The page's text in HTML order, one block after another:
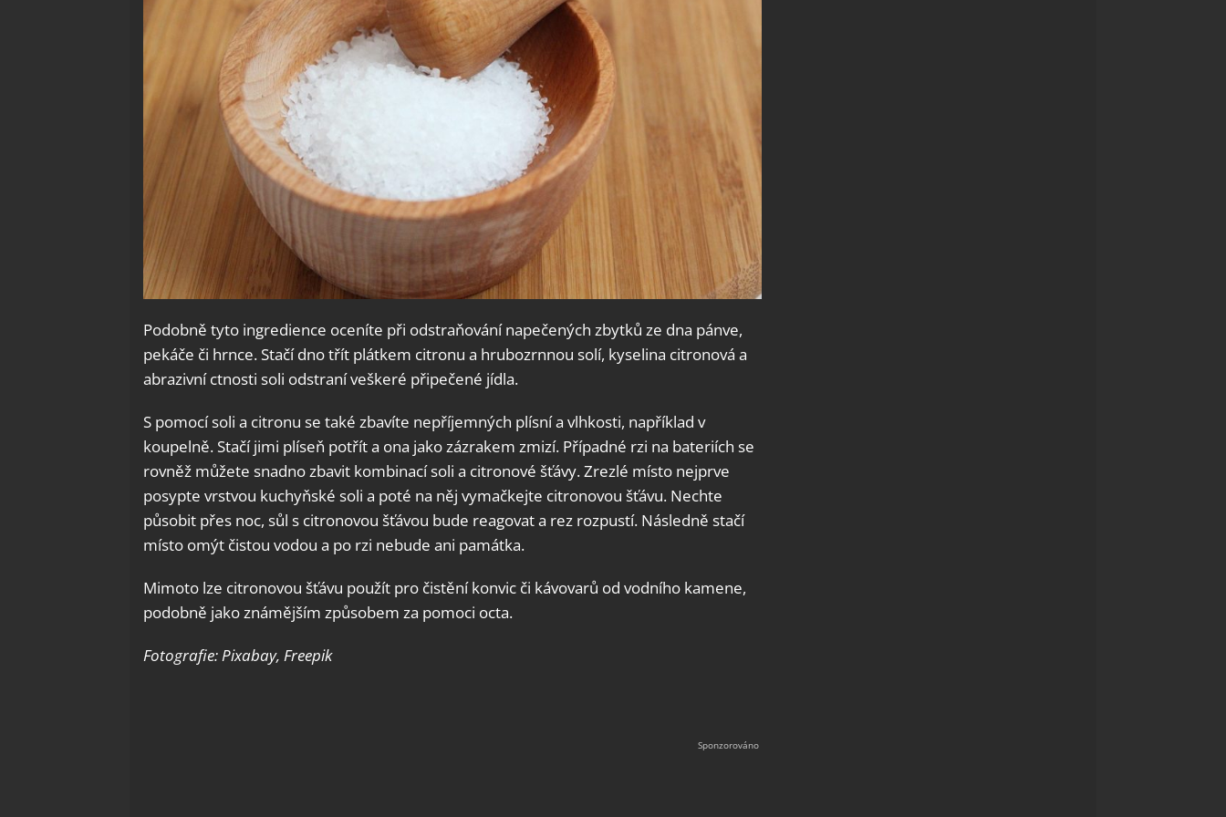
Podobně tyto ingredience oceníte při odstraňování napečených zbytků ze dna pánve,
pekáče či hrnce. Stačí dno třít plátkem citronu a hrubozrnnou solí, kyselina citronová a
abrazivní ctnosti soli odstraní veškeré připečené jídla.
S pomocí soli a citronu se také zbavíte nepříjemných plísní a vlhkosti, například v
koupelně. Stačí jimi plíseň potřít a ona jako zázrakem zmizí. Případné rzi na bateriích se
rovněž můžete snadno zbavit kombinací soli a citronové šťávy. Zrezlé místo nejprve
posypte vrstvou kuchyňské soli a poté na něj vymačkejte citronovou šťávu. Nechte
působit přes noc, sůl s citronovou šťávou bude reagovat a rez rozpustí. Následně stačí
místo omýt čistou vodou a po rzi nebude ani památka.
Mimoto lze citronovou šťávu použít pro čistění konvic či kávovarů od vodního kamene,
podobně jako známějším způsobem za pomoci octa.
Fotografie: Pixabay, Freepik